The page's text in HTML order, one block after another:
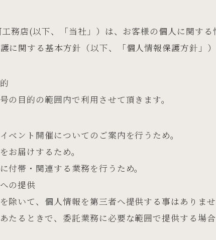
務店(以下、「当社」）は、お客様の個人に関す
に関する基本方針（以下、「個人情報保護方針」
の目的の範囲内で利用させて頂きます。
ベント開催についてのご案内を行うため。
お届けするため。
付帯・関連する業務を行うため。
の提供
除いて、個人情報を第三者へ提供する事はありませ
たるときで、委託業務に必要な範囲で提供する場